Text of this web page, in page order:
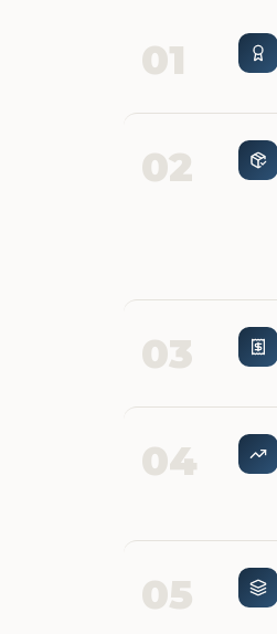
01
02
03
04
05